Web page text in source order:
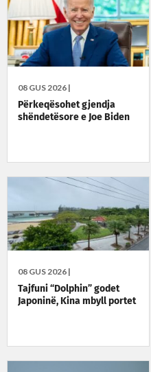
08 GUS 2026 |
Përkeqësohet gjendja
shëndetësore e Joe Biden
08 GUS 2026 |
Tajfuni “Dolphin” godet
Japoninë, Kina mbyll portet